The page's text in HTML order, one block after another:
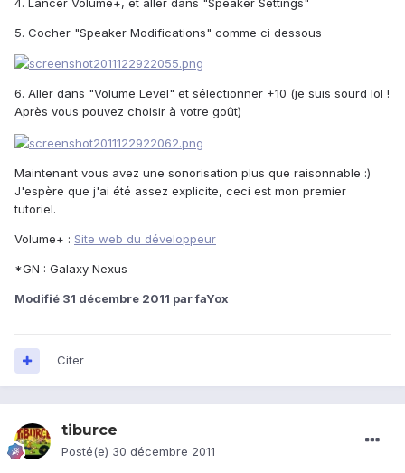
5. Cocher "Speaker Modifications" comme ci dessous
6. Aller dans "Volume Level" et sélectionner +10 (je suis sourd lol !
Après vous pouvez choisir à votre goût)
Maintenant vous avez une sonorisation plus que raisonnable :)
J'espère que j'ai été assez explicite, ceci est mon premier
tutoriel.
Volume+ : Site web du développeur
*GN : Galaxy Nexus
Modifié 31 décembre 2011 par faYox
Citer
tiburce
Posté(e) 30 décembre 2011